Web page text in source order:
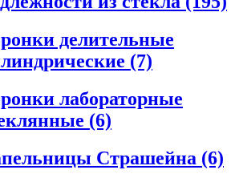
делительные
(7)
лабораторные
(6)
Страшейна (6)